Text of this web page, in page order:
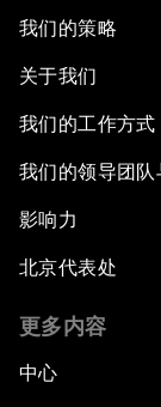
我们的策略
关于我们
我们的工作方式
我们的领导团队
影响力
北京代表处
更多内容
中心